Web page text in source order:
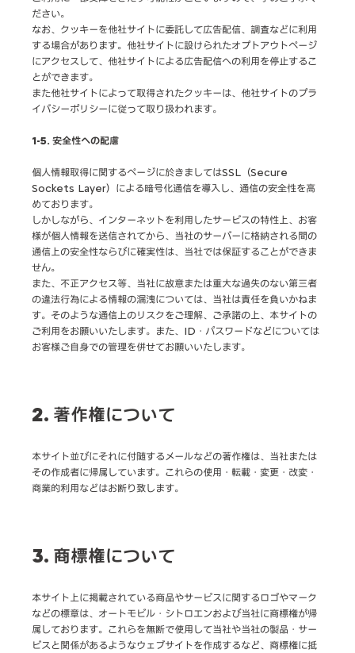
ださい。
なお、クッキーを他社サイトに委託して広告配信、調査などに利用
する場合があります。他社サイトに設けられたオプトアウトページ
にアクセスして、他社サイトによる広告配信への利用を停止するこ
とができます。
また他社サイトによって取得されたクッキーは、他社サイトのプラ
イバシーポリシーに従って取り扱われます。
1-5. 安全性への配慮
個人情報取得に関するページに於きましてはSSL（Secure
Sockets Layer）による暗号化通信を導入し、通信の安全性を高
めております。
しかしながら、インターネットを利用したサービスの特性上、お客
様が個人情報を送信されてから、当社のサーバーに格納される間の
通信上の安全性ならびに確実性は、当社では保証することができま
せん。
また、不正アクセス等、当社に故意または重大な過失のない第三者
の違法行為による情報の漏洩については、当社は責任を負いかねま
す。そのような通信上のリスクをご理解、ご承諾の上、本サイトの
ご利用をお願いいたします。また、ID・パスワードなどについては
お客様ご自身での管理を併せてお願いいたします。
2. 著作権について
本サイト並びにそれに付随するメールなどの著作権は、当社または
その作成者に帰属しています。これらの使用・転載・変更・改変・
商業的利用などはお断り致します。
3. 商標権について
本サイト上に掲載されている商品やサービスに関するロゴやマーク
などの標章は、オートモビル・シトロエンおよび当社に商標権が帰
属しております。これらを無断で使用して当社や当社の製品・サー
ビスと関係があるようなウェブサイトを作成するなど、商標権に抵